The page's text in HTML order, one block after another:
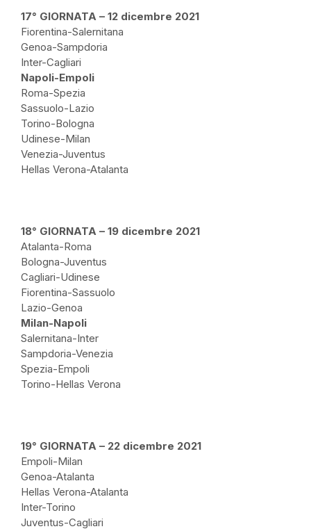
17° GIORNATA – 12 dicembre 2021
Fiorentina-Salernitana
Genoa-Sampdoria
Inter-Cagliari
Napoli-Empoli
Roma-Spezia
Sassuolo-Lazio
Torino-Bologna
Udinese-Milan
Venezia-Juventus
Hellas Verona-Atalanta
18° GIORNATA – 19 dicembre 2021
Atalanta-Roma
Bologna-Juventus
Cagliari-Udinese
Fiorentina-Sassuolo
Lazio-Genoa
Milan-Napoli
Salernitana-Inter
Sampdoria-Venezia
Spezia-Empoli
Torino-Hellas Verona
19° GIORNATA – 22 dicembre 2021
Empoli-Milan
Genoa-Atalanta
Hellas Verona-Atalanta
Inter-Torino
Juventus-Cagliari